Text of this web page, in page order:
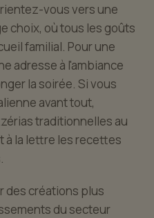
vous vers une
choix, où tous les goûts
familial. Pour une
adresse à l'ambiance
la soirée. Si vous
avant tout,
traditionnelles au
à la lettre les recettes
des créations plus
du secteur